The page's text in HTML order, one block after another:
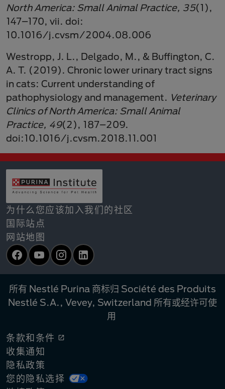
North America: Small Animal Practice, 35(1),
147–170, vii. doi:
10.1016/j.cvsm/2004.08.006
Westropp, J. L., Delgado, M., & Buffington, C.
A. T. (2019). Chronic lower urinary tract signs
in cats: Current understanding of
pathophysiology and management. Veterinary
Clinics of North America: Small Animal
Practice, 49(2), 187–209.
doi:10.1016/j.cvsm.2018.11.001
为什么您应该加入我们的社区
国际站点
网站地图
Facebook
YouTubeInstagram
所有 Nestlé Purina 商标归 Société des Produits
Nestlé S.A., Vevey, Switzerland 所有或经许可使
用
条款和条件
收集通知
隐私政策
您的隐私选择